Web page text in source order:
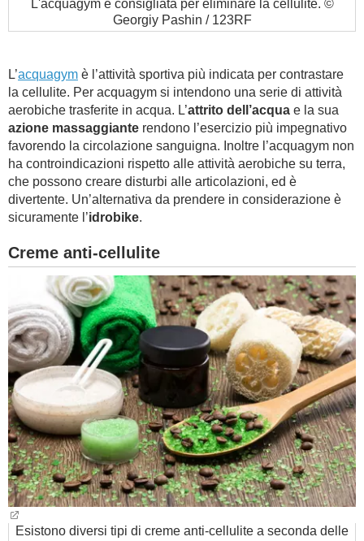
L'acquagym è consigliata per eliminare la cellulite. ©
Georgiy Pashin / 123RF
L’acquagym è l’attività sportiva più indicata per contrastare
la cellulite. Per acquagym si intendono una serie di attività
aerobiche trasferite in acqua. L’attrito dell’acqua e la sua
azione massaggiante rendono l’esercizio più impegnativo
favorendo la circolazione sanguigna. Inoltre l’acquagym non
ha controindicazioni rispetto alle attività aerobiche su terra,
che possono creare disturbi alle articolazioni, ed è
divertente. Un’alternativa da prendere in considerazione è
sicuramente l’idrobike.
Creme anti-cellulite
Esistono diversi tipi di creme anti-cellulite a seconda delle